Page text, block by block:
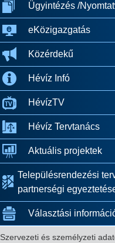
Ügyintézés /
eKözigazgatás
Közérdekű
Hévíz Infó
HévízTV
Hévíz Tervtanács
Aktuális projektek
Településrendezési
partnerségi
Választási
Szervezeti és személyzeti